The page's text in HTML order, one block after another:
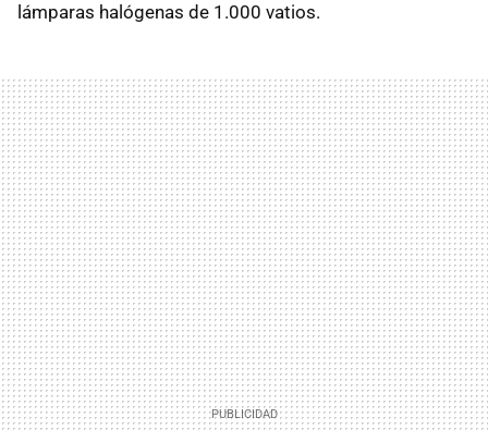
lámparas halógenas de 1.000 vatios.